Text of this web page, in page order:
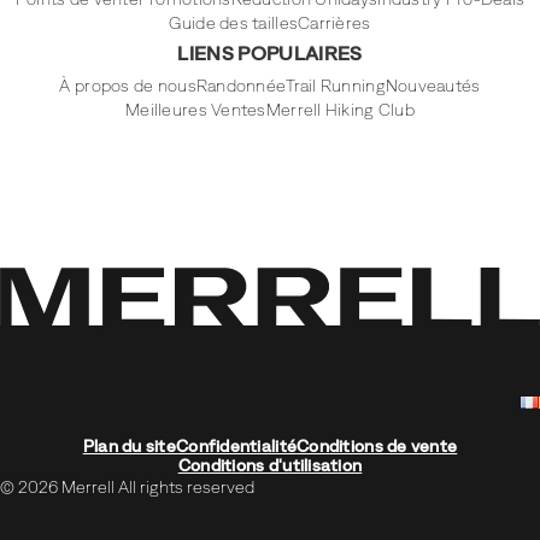
Guide des taillesCarrières
LIENS POPULAIRES
À propos de nousRandonnéeTrail RunningNouveautés
Meilleures VentesMerrell Hiking Club
Plan du siteConfidentialitéConditions de vente
Conditions d'utilisation
© 2026 Merrell All rights reserved